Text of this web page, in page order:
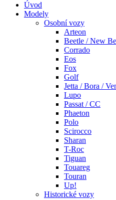
Úvod
Modely
Osobní vozy
Arteon
Beetle / New
Corrado
Eos
Fox
Golf
Jetta / Bora /
Lupo
Passat / CC
Phaeton
Polo
Scirocco
Sharan
T-Roc
Tiguan
Touareg
Touran
Up!
Historické vozy